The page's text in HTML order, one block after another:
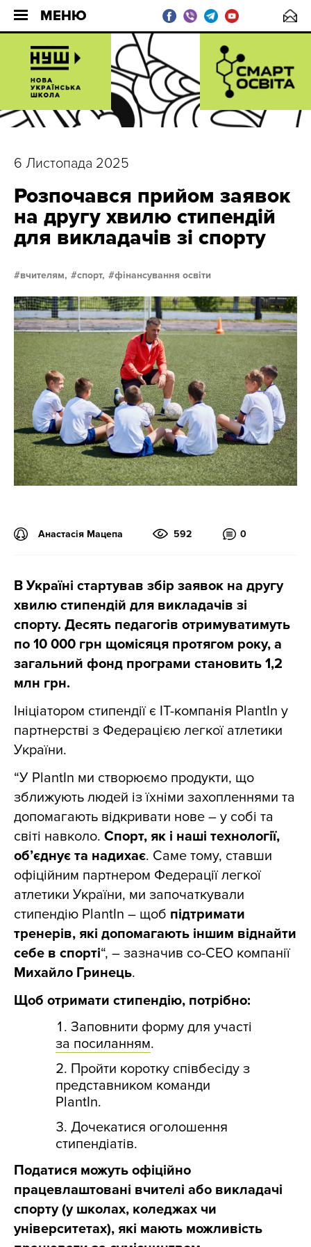
МЕНЮ
6 Листопада 2025
Розпочався прийом заявок
на другу хвилю стипендій
для викладачів зі спорту
вчителям, спорт, фінансування освіти
Анастасія Мацепа 592 0
В Україні стартував збір заявок на другу
хвилю стипендій для викладачів зі
спорту. Десять педагогів отримуватимуть
по 10 000 грн щомісяця протягом року, а
загальний фонд програми становить 1,2
млн грн.
Ініціатором стипендії є IT-компанія PlantIn у
партнерстві з Федерацією легкої атлетики
України.
“У PlantIn ми створюємо продукти, що
зближують людей із їхніми захопленнями та
допомагають відкривати нове – у собі та
світі навколо. Спорт, як і наші технології,
об’єднує та надихає. Саме тому, ставши
офіційним партнером Федерації легкої
атлетики України, ми започаткували
стипендію PlantIn – щоб підтримати
тренерів, які допомагають іншим віднайти
себе в спорті“, – зазначив со-СЕО компанії
Михайло Гринець.
Щоб отримати стипендію, потрібно:
Заповнити форму для участі
за посиланням.
Пройти коротку співбесіду з
представником команди
PlantIn.
Дочекатися оголошення
стипендіатів.
Податися можуть офіційно
працевлаштовані вчителі або викладачі
спорту (у школах, коледжах чи
університетах), які мають можливість